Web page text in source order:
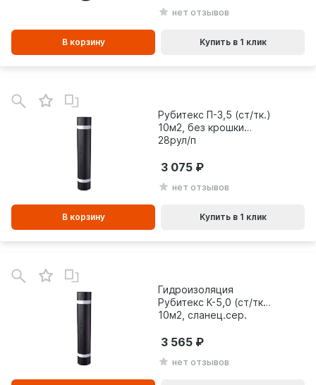
нет отзывов
В корзину Купить в 1 клик
Рубитекс П-3,5 (ст/тк.)
10м2, без крошки
28рул/п
нет отзывов
3 075
В корзину Купить в 1 клик
Гидроизоляция
Рубитекс К-5,0 (ст/тк)
10м2, сланец.сер.
нет отзывов
3 565